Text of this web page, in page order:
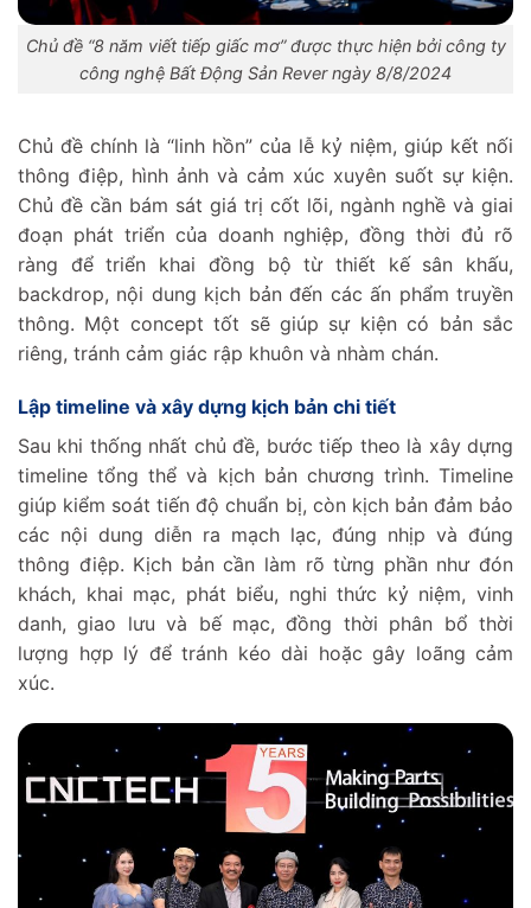
Chủ đề “8 năm viết tiếp giấc mơ” được thực hiện bởi công ty
công nghệ Bất Động Sản Rever ngày 8/8/2024
Chủ đề chính là “linh hồn” của lễ kỷ niệm, giúp kết nối
thông điệp, hình ảnh và cảm xúc xuyên suốt sự kiện.
Chủ đề cần bám sát giá trị cốt lõi, ngành nghề và giai
đoạn phát triển của doanh nghiệp, đồng thời đủ rõ
ràng để triển khai đồng bộ từ thiết kế sân khấu,
backdrop, nội dung kịch bản đến các ấn phẩm truyền
thông. Một concept tốt sẽ giúp sự kiện có bản sắc
riêng, tránh cảm giác rập khuôn và nhàm chán.
Lập timeline và xây dựng kịch bản chi tiết
Sau khi thống nhất chủ đề, bước tiếp theo là xây dựng
timeline tổng thể và kịch bản chương trình. Timeline
giúp kiểm soát tiến độ chuẩn bị, còn kịch bản đảm bảo
các nội dung diễn ra mạch lạc, đúng nhịp và đúng
thông điệp. Kịch bản cần làm rõ từng phần như đón
khách, khai mạc, phát biểu, nghi thức kỷ niệm, vinh
danh, giao lưu và bế mạc, đồng thời phân bổ thời
lượng hợp lý để tránh kéo dài hoặc gây loãng cảm
xúc.